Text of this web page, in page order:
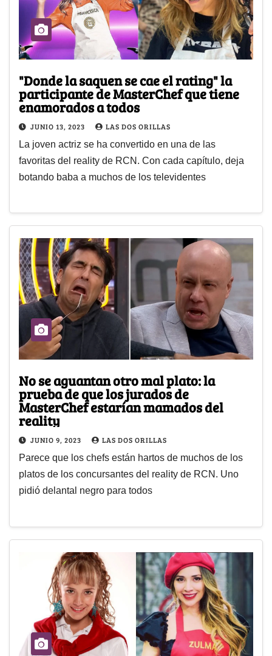
"Donde la saquen se cae el rating" la
participante de MasterChef que tiene
enamorados a todos
JUNIO 13, 2023 LAS DOS ORILLAS
La joven actriz se ha convertido en una de las
favoritas del reality de RCN. Con cada capítulo, deja
botando baba a muchos de los televidentes
No se aguantan otro mal plato: la
prueba de que los jurados de
MasterChef estarían mamados del
reality
JUNIO 9, 2023 LAS DOS ORILLAS
Parece que los chefs están hartos de muchos de los
platos de los concursantes del reality de RCN. Uno
pidió delantal negro para todos